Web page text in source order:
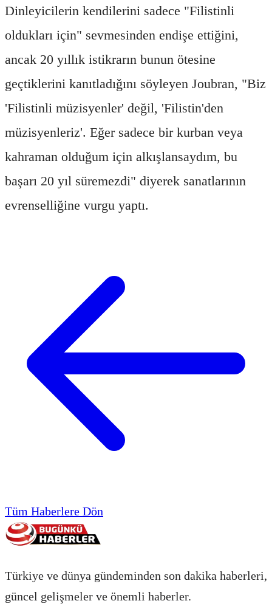
Dinleyicilerin kendilerini sadece "Filistinli
oldukları için" sevmesinden endişe ettiğini,
ancak 20 yıllık istikrarın bunun ötesine
geçtiklerini kanıtladığını söyleyen Joubran, "Biz
'Filistinli müzisyenler' değil, 'Filistin'den
müzisyenleriz'. Eğer sadece bir kurban veya
kahraman olduğum için alkışlansaydım, bu
başarı 20 yıl süremezdi" diyerek sanatlarının
evrenselliğine vurgu yaptı.
Tüm Haberlere Dön
Türkiye ve dünya gündeminden son dakika haberleri,
güncel gelişmeler ve önemli haberler.